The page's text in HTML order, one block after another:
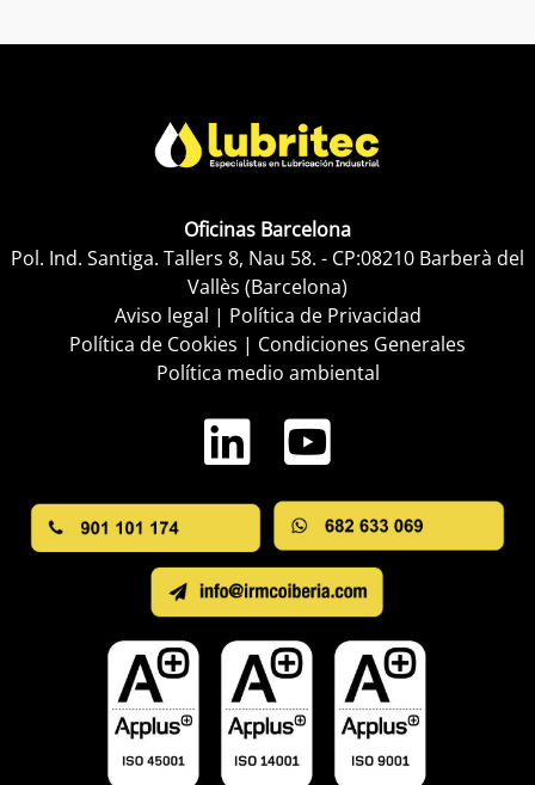
Oficinas Barcelona
Pol. Ind. Santiga. Tallers 8, Nau 58. - CP:08210 Barberà del
Vallès (Barcelona)
Aviso legal | Política de Privacidad
Política de Cookies | Condiciones Generales
Política medio ambiental